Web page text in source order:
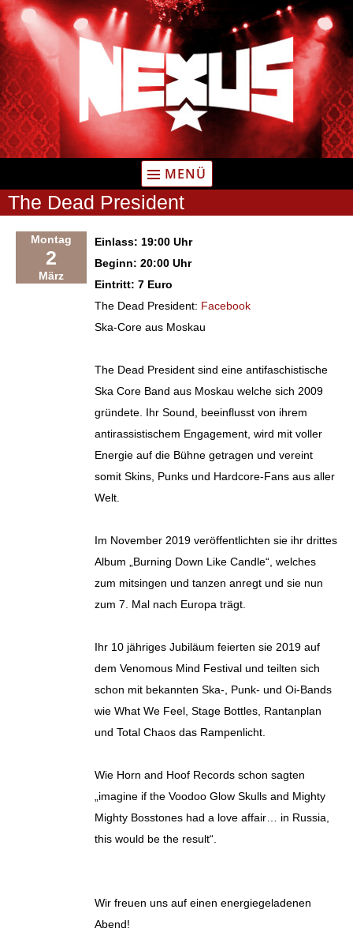
Zum
Inhalt
springen
MENÜ
The Dead President
Montag
2
März
Einlass: 19:00 Uhr
Beginn: 20:00 Uhr
Eintritt: 7 Euro
The Dead President: Facebook
Ska-Core aus Moskau
The Dead President sind eine antifaschistische
Ska Core Band aus Moskau welche sich 2009
gründete. Ihr Sound, beeinflusst von ihrem
antirassistischem Engagement, wird mit voller
Energie auf die Bühne getragen und vereint
somit Skins, Punks und Hardcore-Fans aus aller
Welt.
Im November 2019 veröffentlichten sie ihr drittes
Album „Burning Down Like Candle“, welches
zum mitsingen und tanzen anregt und sie nun
zum 7. Mal nach Europa trägt.
Ihr 10 jähriges Jubiläum feierten sie 2019 auf
dem Venomous Mind Festival und teilten sich
schon mit bekannten Ska-, Punk- und Oi-Bands
wie What We Feel, Stage Bottles, Rantanplan
und Total Chaos das Rampenlicht.
Wie Horn and Hoof Records schon sagten
„imagine if the Voodoo Glow Skulls and Mighty
Mighty Bosstones had a love affair… in Russia,
this would be the result“.
Wir freuen uns auf einen energiegeladenen
Abend!